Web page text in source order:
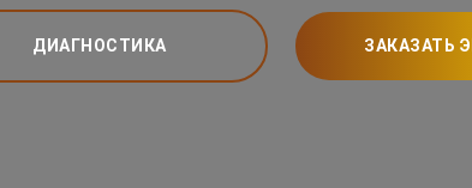
ДИАГНОСТИКА ЗАКАЗАТЬ